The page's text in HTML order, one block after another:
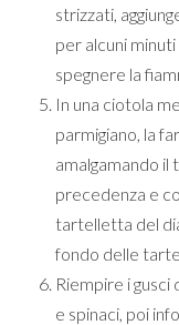
strizzati,
per alcuni
spegnere la
In una ciotola
parmigiano, la
amalgamando
precedenza e
tartelletta del
fondo delle
Riempire i
e spinaci, poi